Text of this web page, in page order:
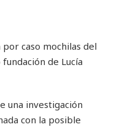
caso mochilas del
de Lucía
una investigación
con la posible